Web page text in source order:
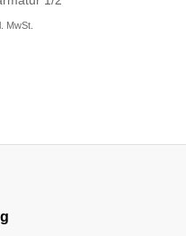
MwSt.
MwSt.